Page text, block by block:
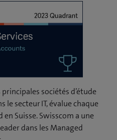
principales sociétés d’étude
le secteur IT, évalue chaque
Suisse. Swisscom a une
dans les Managed